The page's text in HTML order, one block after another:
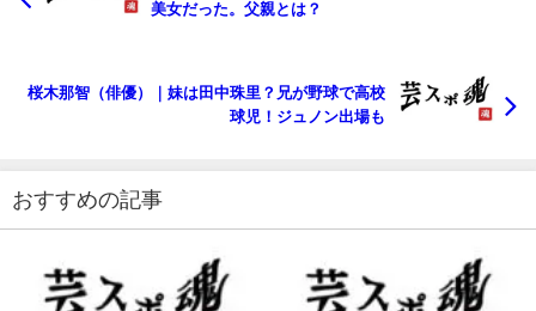
美女だった。父親とは？
桜木那智（俳優）｜妹は田中珠里？兄が野球で高校
球児！ジュノン出場も
おすすめの記事